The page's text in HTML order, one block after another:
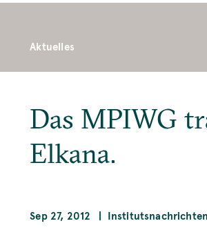
Aktuelles
Das MPIWG
Elkana.
Sep 27, 2012 Institutsnachrichten